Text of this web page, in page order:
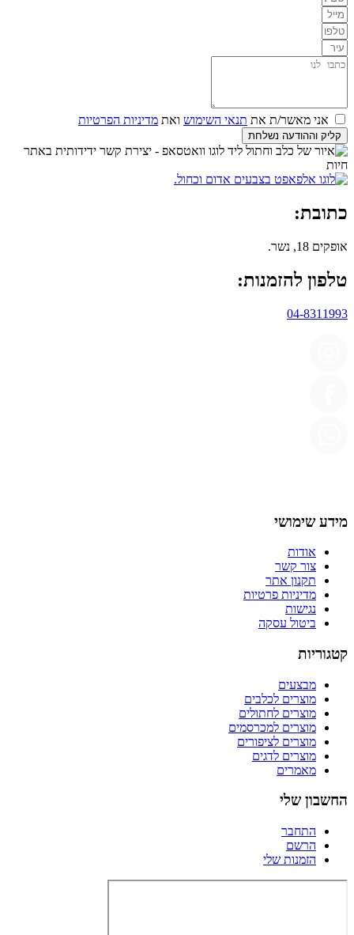
אני מאשר/ת את תנאי השימוש ואת מדיניות הפרטיות
קליק וההודעה נשלחת
כתובת:
אופקים 18, נשר.
טלפון להזמנות:
04-8311993
מידע שימושי
אודות
צור קשר
תקנון אתר
מדיניות פרטיות
נגישות
ביטול עסקה
קטגוריות
מבצעים
מוצרים לכלבים
מוצרים לחתולים
מוצרים למכרסמים
מוצרים לציפורים
מוצרים לדגים
מאמרים
החשבון שלי
התחבר
הרשם
הזמנות שלי